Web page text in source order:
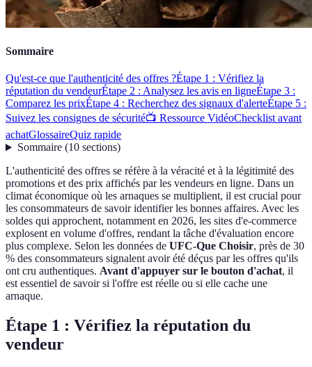
Sommaire
Qu'est-ce que l'authenticité des offres ?Étape 1 : Vérifiez la
réputation du vendeurÉtape 2 : Analysez les avis en ligneÉtape 3 :
Comparez les prixÉtape 4 : Recherchez des signaux d'alerteÉtape 5 :
Suivez les consignes de sécurité📺 Ressource VidéoChecklist avant
achatGlossaireQuiz rapide
Sommaire(10 sections)
L'authenticité des offres se réfère à la véracité et à la légitimité des
promotions et des prix affichés par les vendeurs en ligne. Dans un
climat économique où les arnaques se multiplient, il est crucial pour
les consommateurs de savoir identifier les bonnes affaires. Avec les
soldes qui approchent, notamment en 2026, les sites d'e-commerce
explosent en volume d'offres, rendant la tâche d'évaluation encore
plus complexe. Selon les données de UFC-Que Choisir, près de 30
% des consommateurs signalent avoir été déçus par les offres qu'ils
ont cru authentiques. Avant d'appuyer sur le bouton d'achat, il
est essentiel de savoir si l'offre est réelle ou si elle cache une
arnaque.
Étape 1 : Vérifiez la réputation du
vendeur